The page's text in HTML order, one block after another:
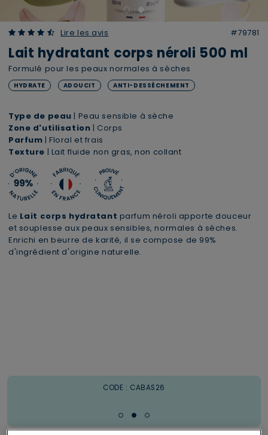
4.53 out of 5 Customer Rating
Lire les avis #79781
Lait hydratant corps néroli 500 ml
Formulé pour les peaux normales à sèches
HYDRATE ADOUCIT ANTI-DESSÈCHEMENT
Type de peau | Peau sensible à sèche
Zone d'utilisation | Corps
Parfum | Floral et frais
Texture | Lait fluide non gras, non collant
Le Lait corps hydratant parfum néroli apporte douceur
et souplesse aux peaux sensibles, normales à sèches.
Enrichi en beurre de karité, il se compose de 99%
d'ingrédient d'origine naturelle.
1 trousse XL offerte dès 69€
CODE : CABAS26
Livraison offerte en Mondial Relay